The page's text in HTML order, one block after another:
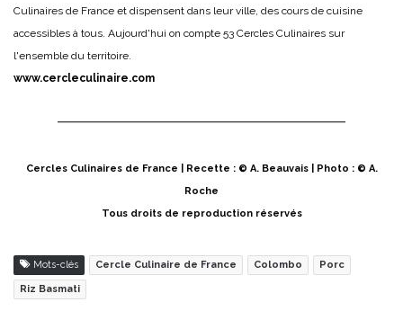
Culinaires de France et dispensent dans leur ville, des cours de cuisine
accessibles à tous. Aujourd'hui on compte 53 Cercles Culinaires sur
l'ensemble du territoire.
www.cercleculinaire.com
Cercles Culinaires de France | Recette : © A. Beauvais | Photo : © A.
Roche
Tous droits de reproduction réservés
Mots-clés Cercle Culinaire de France Colombo Porc
Riz Basmati